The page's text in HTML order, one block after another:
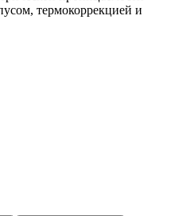
термокоррекцией и